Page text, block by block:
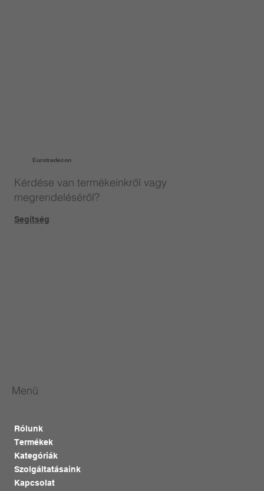
Eurotradecon
Kérdése van termékeinkről vagy
megrendeléséről?
Segítség
Menü
Rólunk
Termékek
Kategóriák
Szolgáltatásaink
Kapcsolat